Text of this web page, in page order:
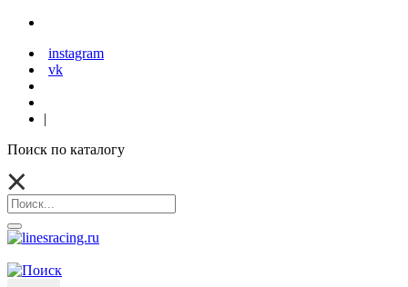
instagram
vk
|
Поиск по каталогу